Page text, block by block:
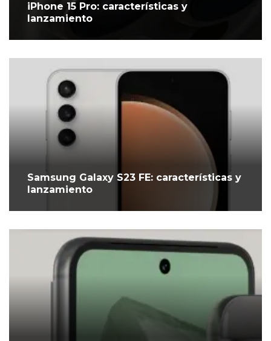
iPhone 15 Pro: características y
lanzamiento
Samsung Galaxy S23 FE: características y
lanzamiento